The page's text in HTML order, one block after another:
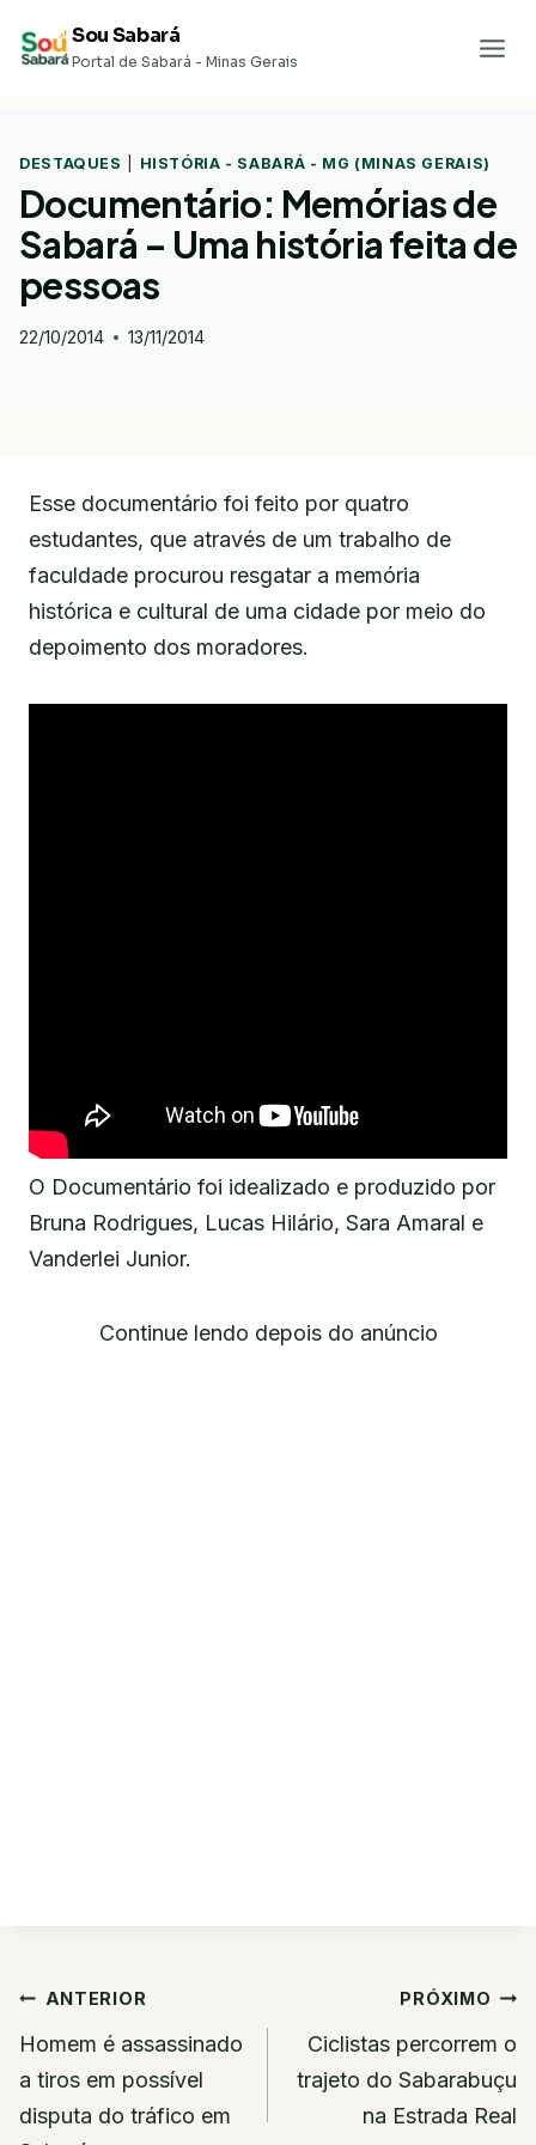
para
Sou Sabará
Portal de Sabará - Minas Gerais
DESTAQUES HISTÓRIA - SABARÁ - MG (MINAS GERAIS)
Documentário: Memórias de
Sabará – Uma história feita de
pessoas
22/10/2014 13/11/2014
Esse documentário foi feito por quatro
estudantes, que através de um trabalho de
faculdade procurou resgatar a memória
histórica e cultural de uma cidade por meio do
depoimento dos moradores.
O Documentário foi idealizado e produzido por
Bruna Rodrigues, Lucas Hilário, Sara Amaral e
Vanderlei Junior.
Continue lendo depois do anúncio
Navegação
de
Post
ANTERIOR
Homem é assassinado
a tiros em possível
disputa do tráfico em
PRÓXIMO
Ciclistas percorrem o
trajeto do Sabarabuçu
na Estrada Real